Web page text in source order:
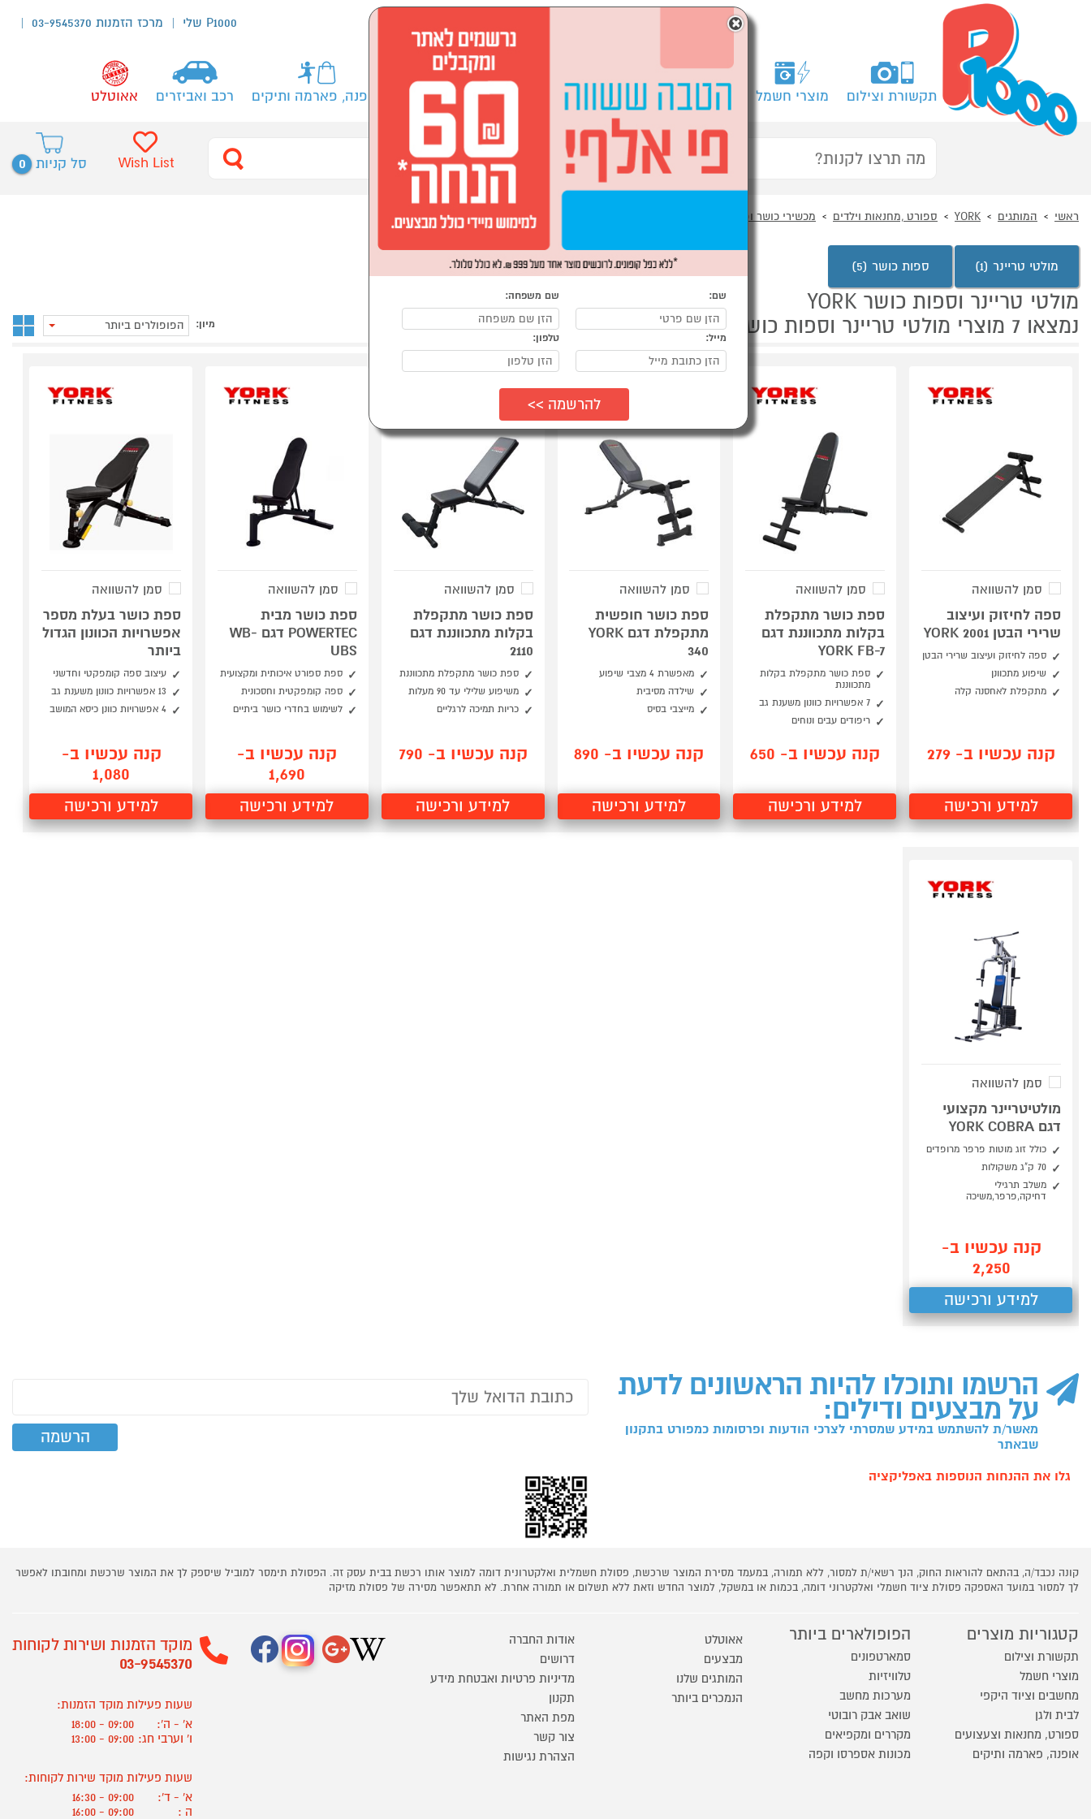
P1000 שלי מרכז הזמנות 03-9545370
תקשורת וצילום מוצרי חשמל מחשבים וציוד היקפי לבית ולגן ספורט, מחנאות וילדים אופנה, פארמה ותיקים רכב ואביזרים אאוטלט
סל קניות 0 Wish List
ראשי המותגים YORK ספורט ,מחנאות וילדים מכשירי כושר ופנאי
מולטי טריינר (1) ספות כושר (5)
מולטי טריינר וספות כושר YORK
נמצאו 7 מוצרי מולטי טריינר וספות כושר של מוצרי YORK
מיון: הפופולרים ביותר
סמן להשוואה
ספה לחיזוק ועיצוב
שרירי הבטן YORK 2001
ספה לחיזוק ועיצוב שרירי הבטן
שיפוע מתכוונן
מתקפלת לאחסנה קלה
קנה עכשיו ב- 279
למידע ורכישה
סמן להשוואה
ספת כושר מתקפלת
בקלות מתכווננת דגם
YORK FB-7
ספת כושר מתקפלת בקלות
מתכווננת
7 אפשרויות כוונון משענת גב
ריפודים עבים ונוחים
קנה עכשיו ב- 650
למידע ורכישה
סמן להשוואה
ספת כושר חופשית
מתקפלת דגם YORK
340
מאפשרת 4 מצבי שיפוע
שילדה מסיבית
מייצבי בסיס
קנה עכשיו ב- 890
למידע ורכישה
סמן להשוואה
ספת כושר מתקפלת
בקלות מתכווננת דגם
2110
ספת כושר מתקפלת מתכווננת
משיפוע שלילי עד 90 מעלות
כריות תמיכה לרגליים
קנה עכשיו ב- 790
למידע ורכישה
סמן להשוואה
ספת כושר מבית
POWERTEC דגם WB-
UBS
ספת ספורט איכותית ומקצועית
ספה קומפקטית וחסכונית
לשימוש בחדרי כושר ביתיים
קנה עכשיו ב-
1,690
למידע ורכישה
סמן להשוואה
ספת כושר בעלת מספר
אפשרויות הכוונון הגדול
ביותר
עיצוב ספה קומפקטי וחדשני
13 אפשרויות כוונון משענת גב
4 אפשרויות כוונן כיסא המושב
קנה עכשיו ב-
1,080
למידע ורכישה
סמן להשוואה
מולטיטריינר מקצועי
דגם YORK COBRA
כולל זוג מוטות פרפר מרופדים
70 ק"ג משקולות
משלב תרגילי
דחיקה,פרפר,משיכה
קנה עכשיו ב-
2,250
למידע ורכישה
הרשמו ותוכלו להיות הראשונים לדעת
על מבצעים ודילים:
מאשר/ת להשתמש במידע שמסרתי לצרכי הודעות ופרסומות כמפורט בתקנון
שבאתר
גלו את ההנחות הנוספות באפליקציה
קונה נכבד/ה, בהתאם להוראות החוק, הנך רשאי/ת למסור, ללא תמורה, במעמד מסירת המוצר שרכשת, פסולת חשמלית ואלקטרונית דומה למוצר אותו רכשת בבית עסק זה. הפסולת תימסר למוביל שיספק לך את המוצר שרכשת ומחובתו לאפשר
לך למסור במועד האספקה פסולת ציוד חשמלי ואלקטרוני דומה, בכמות או במשקל, למוצר החדש וזאת ללא תשלום או תמורה אחרת. לא תתאפשר מסירה של פסולת מזיקה
קטגוריות מוצרים
תקשורת וצילום
מוצרי חשמל
מחשבים וציוד היקפי
לבית ולגן
ספורט, מחנאות וצעצועים
אופנה, פארמה ותיקים
הפופולארים ביותר
סמארטפונים
טלוויזיות
מערכות מחשב
שואב אבק רובוטי
מקררים ומקפיאים
מכונות אספרסו וקפה
אאוטלט
מבצעים
המותגים שלנו
הנמכרים ביותר
אודות החברה
דרושים
מדיניות פרטיות ואבטחת מידע
תקנון
מפת האתר
צור קשר
הצהרת נגישות
מוקד הזמנות ושירות לקוחות
03-9545370
שעות פעילות מוקד הזמנות:
א' - ה':
09:00 - 18:00
ו' וערבי חג: 09:00 - 13:00
שעות פעילות מוקד שירות לקוחות:
א' - ד':
09:00 - 16:30
ה :
09:00 - 16:00
×
שם: שם משפחה:
מייל: טלפון: